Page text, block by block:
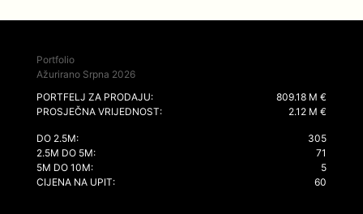
Portfolio
Ažurirano Srpna 2026
PORTFELJ ZA PRODAJU:
809.18 M €
PROSJEČNA VRIJEDNOST:
2.12 M €
DO 2.5M:
305
2.5M DO 5M:
71
5M DO 10M:
5
CIJENA NA UPIT:
60